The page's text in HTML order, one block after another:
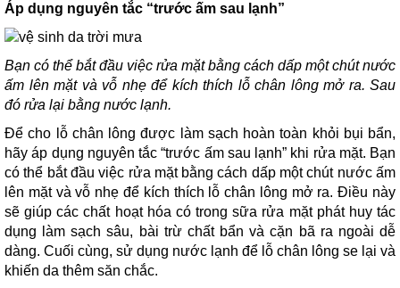
Áp dụng nguyên tắc “trước ấm sau lạnh”
Bạn có thể bắt đầu việc rửa mặt bằng cách dấp một chút nước
ấm lên mặt và vỗ nhẹ để kích thích lỗ chân lông mở ra. Sau
đó rửa lại bằng nước lạnh.
Để cho lỗ chân lông được làm sạch hoàn toàn khỏi bụi bẩn,
hãy áp dụng nguyên tắc “trước ấm sau lạnh” khi rửa mặt. Bạn
có thể bắt đầu việc rửa mặt bằng cách dấp một chút nước ấm
lên mặt và vỗ nhẹ để kích thích lỗ chân lông mở ra. Điều này
sẽ giúp các chất hoạt hóa có trong sữa rửa mặt phát huy tác
dụng làm sạch sâu, bài trừ chất bẩn và cặn bã ra ngoài dễ
dàng. Cuối cùng, sử dụng nước lạnh để lỗ chân lông se lại và
khiến da thêm săn chắc.